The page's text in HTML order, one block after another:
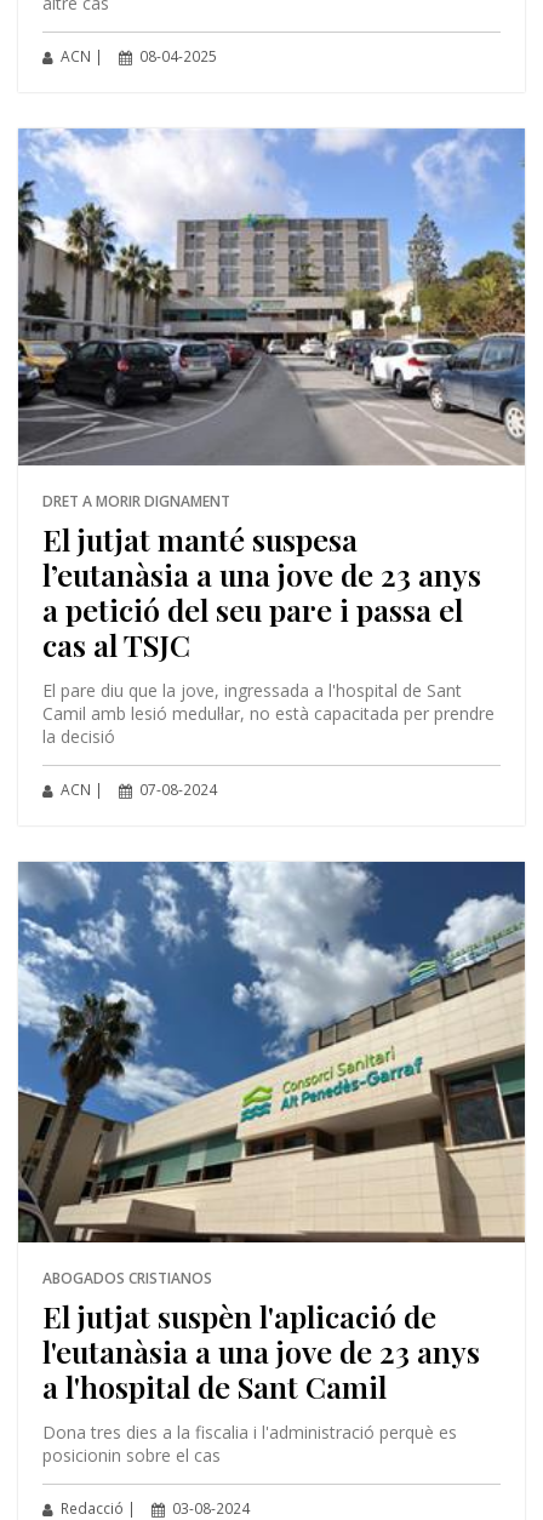
ACN | 08-04-2025
DRET A MORIR DIGNAMENT
El jutjat manté suspesa
l’eutanàsia a una jove de 23 anys
a petició del seu pare i passa el
cas al TSJC
El pare diu que la jove, ingressada a l'hospital de Sant
Camil amb lesió medul·lar, no està capacitada per prendre
la decisió
ACN | 07-08-2024
ABOGADOS CRISTIANOS
El jutjat suspèn l'aplicació de
l'eutanàsia a una jove de 23 anys
a l'hospital de Sant Camil
Dona tres dies a la fiscalia i l'administració perquè es
posicionin sobre el cas
Redacció | 03-08-2024